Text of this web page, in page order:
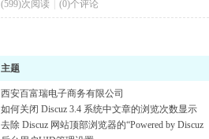
(599)次阅读
(0)个评论
主题
西安百富瑞电子商务有限公司
如何关闭 Discuz 3.4 系统中文章的浏览次数显示
去除 Discuz 网站顶部浏览器的“Powered by Discuz